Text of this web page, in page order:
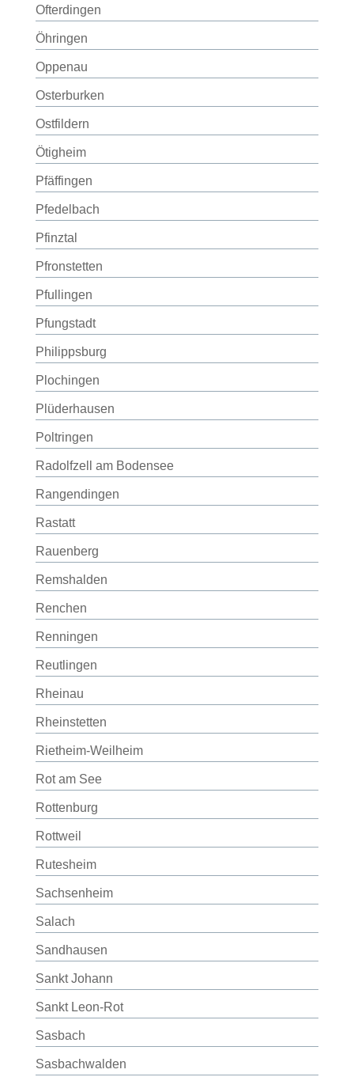
Ofterdingen
Öhringen
Oppenau
Osterburken
Ostfildern
Ötigheim
Pfäffingen
Pfedelbach
Pfinztal
Pfronstetten
Pfullingen
Pfungstadt
Philippsburg
Plochingen
Plüderhausen
Poltringen
Radolfzell am Bodensee
Rangendingen
Rastatt
Rauenberg
Remshalden
Renchen
Renningen
Reutlingen
Rheinau
Rheinstetten
Rietheim-Weilheim
Rot am See
Rottenburg
Rottweil
Rutesheim
Sachsenheim
Salach
Sandhausen
Sankt Johann
Sankt Leon-Rot
Sasbach
Sasbachwalden